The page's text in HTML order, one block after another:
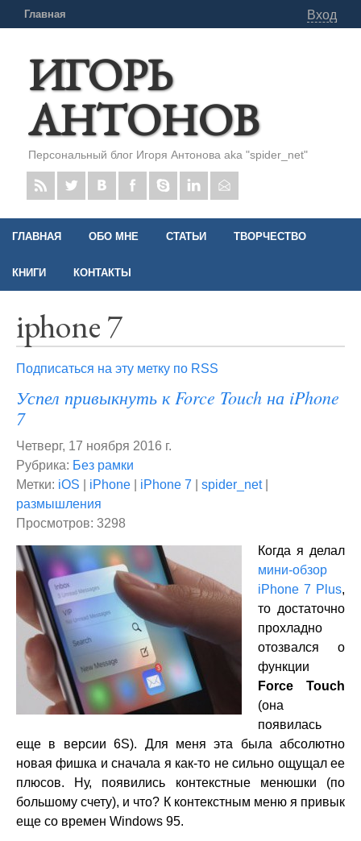
Главная Вход
ИГОРЬ
АНТОНОВ
Персональный блог Игоря Антонова aka "spider_net"
ГЛАВНАЯ ОБО МНЕ СТАТЬИ ТВОРЧЕСТВО
КНИГИ КОНТАКТЫ
iphone 7
Подписаться на эту метку по RSS
Успел привыкнуть к Force Touch на iPhone
7
Четверг, 17 ноября 2016 г.
Рубрика: Без рамки
Метки: iOS iPhone iPhone 7 spider_net|
размышления
Просмотров: 3298
Когда я делал
мини-обзор
iPhone 7 Plus,
то достаточно
прохладно
отозвался о
функции
Force Touch
(она
появилась
еще в версии 6S). Для меня эта была абсолютно
новая фишка и сначала я как-то не сильно ощущал ее
плюсов. Ну, появились контекстные менюшки (по
большому счету), и что? К контекстным меню я привык
еще со времен Windows 95.